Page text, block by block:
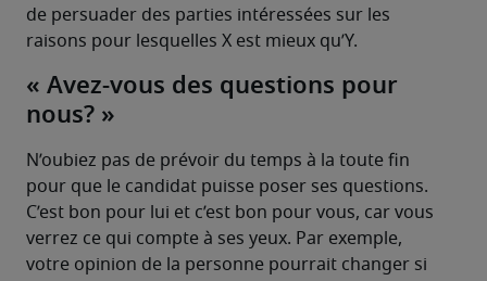
de persuader des parties intéressées sur les
raisons pour lesquelles X est mieux qu’Y.
« Avez-vous des questions pour
nous? »
N’oubiez pas de prévoir du temps à la toute fin
pour que le candidat puisse poser ses questions.
C’est bon pour lui et c’est bon pour vous, car vous
verrez ce qui compte à ses yeux. Par exemple,
votre opinion de la personne pourrait changer si